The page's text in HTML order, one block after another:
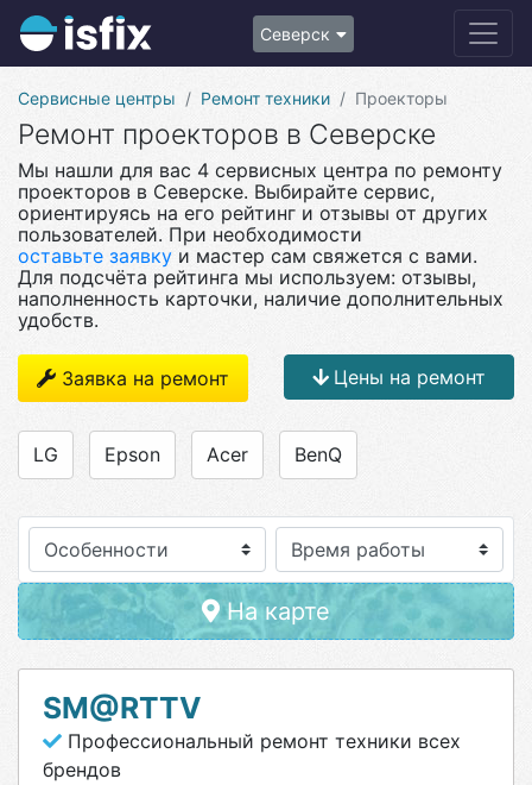
Северск
Сервисные центры Ремонт техники Проекторы
Ремонт проекторов в Северске
Мы нашли для вас 4 сервисных центра по ремонту
проекторов в Северске. Выбирайте сервис,
ориентируясь на его рейтинг и отзывы от других
пользователей. При необходимости
оставьте заявку и мастер сам свяжется с вами.
Для подсчёта рейтинга мы используем: отзывы,
наполненность карточки, наличие дополнительных
удобств.
Заявка на ремонт Цены на ремонт
LG Epson Acer BenQ
Особенности
На карте
SM@RTTV
Профессиональный ремонт техники всех
брендов